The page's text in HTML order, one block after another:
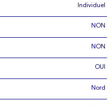
Individuel
NON
NON
OUI
Nord